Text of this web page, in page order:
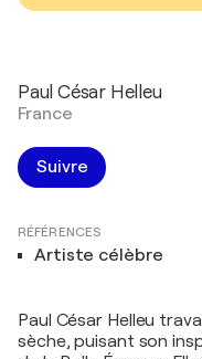
Paul César Helleu
France
Suivre
RÉFÉRENCES
Artiste célèbre
Paul César Helleu
sèche, puisant son